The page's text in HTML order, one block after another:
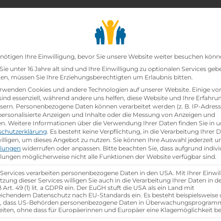
Lehrbetriebesearch
e
Datenschutz-
Ihre Einwilligung, bevor Sie unsere Website weiter besuchen
unter 16 Jahre alt sind und Ihre Einwilligung zu optionalen Services
müssen Sie Ihre Erziehungsberechtigten um Erlaubnis bitten.
Cookies und andere Technologien auf unserer Website. Einige
essenziell, während andere uns helfen, diese Website und Ihre
Personenbezogene Daten können verarbeitet werden (z. B. IP-
Anzeigen und Inhalte oder die Messung von Anzeigen und
Weitere Informationen über die Verwendung Ihrer Daten finden Sie in
. Es besteht keine Verpflichtung, in die Verarbeitung Ihrer
um dieses Angebot zu nutzen. Sie können Ihre Auswahl jederzeit
widerrufen oder anpassen. Bitte beachten Sie, dass aufgrund
möglicherweise nicht alle Funktionen der Website verfügbar sind.
verarbeiten personenbezogene Daten in den USA. Mit Ihrer
dieser Services willigen Sie auch in die Verarbeitung Ihrer Daten in
Art. 49 (1) lit. a GDPR ein. Der EuGH stuft die USA als ein Land mit
Datenschutz nach EU-Standards ein. Es besteht beispielsweise
dass US-Behörden personenbezogene Daten in
ohne dass für Europäerinnen und Europäer eine Klagemöglichkeit